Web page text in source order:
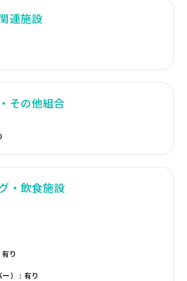
連施設
その他組合
・飲食施設
り
） : 有り